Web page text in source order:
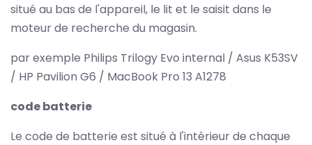
situé au bas de l'appareil, le lit et le saisit dans le
moteur de recherche du magasin.
par exemple Philips Trilogy Evo internal / Asus K53SV
/ HP Pavilion G6 / MacBook Pro 13 A1278
code batterie
Le code de batterie est situé à l'intérieur de chaque